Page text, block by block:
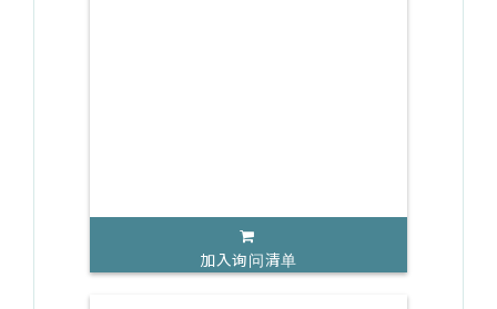
加入询问清单